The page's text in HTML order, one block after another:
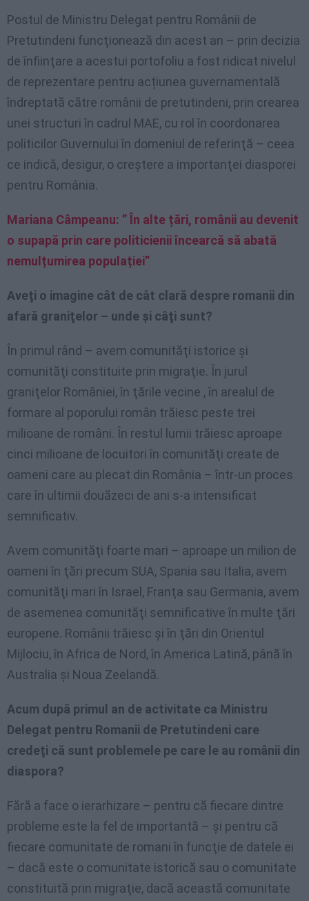
Postul de Ministru Delegat pentru Românii de
Pretutindeni funcţionează din acest an – prin decizia
de înfiinţare a acestui portofoliu a fost ridicat nivelul
de reprezentare pentru acțiunea guvernamentală
îndreptată către românii de pretutindeni, prin crearea
unei structuri în cadrul MAE, cu rol în coordonarea
politicilor Guvernului în domeniul de referinţă – ceea
ce indică, desigur, o creştere a importanţei diasporei
pentru România.
Mariana Câmpeanu: ” În alte țări, românii au devenit
o supapă prin care politicienii încearcă să abată
nemulțumirea populației”
Aveţi o imagine cât de cât clară despre romanii din
afară graniţelor – unde şi câţi sunt?
În primul rând – avem comunităţi istorice şi
comunităţi constituite prin migraţie. În jurul
graniţelor României, în ţările vecine , în arealul de
formare al poporului român trăiesc peste trei
milioane de români. În restul lumii trăiesc aproape
cinci milioane de locuitori în comunităţi create de
oameni care au plecat din România – într-un proces
care în ultimii douăzeci de ani s-a intensificat
semnificativ.
Avem comunităţi foarte mari – aproape un milion de
oameni în ţări precum SUA, Spania sau Italia, avem
comunităţi mari în Israel, Franţa sau Germania, avem
de asemenea comunităţi semnificative în multe ţări
europene. Românii trăiesc şi în ţări din Orientul
Mijlociu, în Africa de Nord, în America Latină, până în
Australia şi Noua Zeelandă.
Acum după primul an de activitate ca Ministru
Delegat pentru Romanii de Pretutindeni care
credeţi că sunt problemele pe care le au românii din
diaspora?
Fără a face o ierarhizare – pentru că fiecare dintre
probleme este la fel de importantă – şi pentru că
fiecare comunitate de romani în funcţie de datele ei
– dacă este o comunitate istorică sau o comunitate
constituită prin migraţie, dacă această comunitate